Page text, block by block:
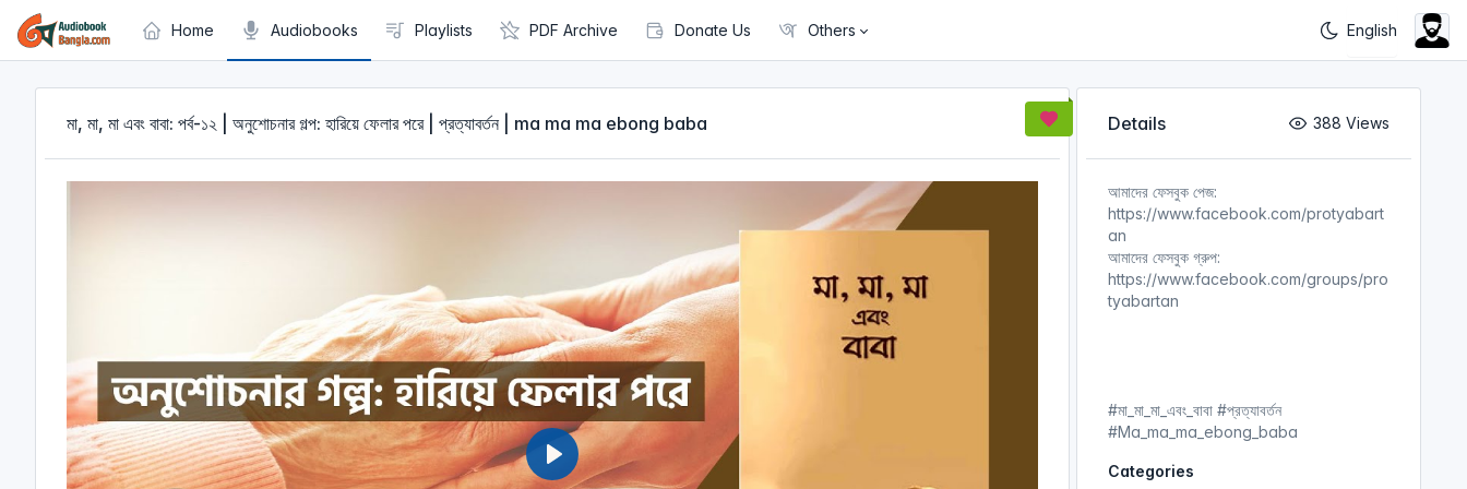
Cookies management panel
Home
Audiobooks Playlists PDF Archive Donate Us Others
মা, মা, মা এবং বাবা: পর্ব-১২ | অনুশোচনার গল্প: হারিয়ে ফেলার পরে | প্রত্যাবর্তন | ma ma ma ebong baba
P
Details 388 Views
আমাদের ফেসবুক পেজ:
https://www.facebook.com/protyabart
an
আমাদের ফেসবুক গ্রুপ:
https://www.facebook.com/groups/pro
tyabartan
#মা​_মা_মা_এবং_বাবা​ #প্রত্যাবর্তন​​​​​​
#Ma_ma_ma_ebong_baba
Categories